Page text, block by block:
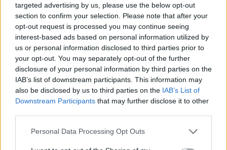
targeted advertising by us, please use the below opt-out
section to confirm your selection. Please note that after your
opt-out request is processed you may continue seeing
interest-based ads based on personal information utilized by
us or personal information disclosed to third parties prior to
your opt-out. You may separately opt-out of the further
disclosure of your personal information by third parties on the
IAB’s list of downstream participants. This information may
also be disclosed by us to third parties on the IAB’s List of
Downstream Participants that may further disclose it to other
Personal Data Processing Opt Outs
ir kartais galvoju - jie yra mirę žmonės! Suprantate, jie
kitokioje, paralelinėje realybėje. Nežinau, kas čia su
mumis atsitiko, bet labai pajutau, kad per šitą
„paksogeitą" mes kažką prarandame.
Kai ėjome į Baltijos kelią, į mitingus, stovėjome prie
mūsų parlamento ir tą patį Landsbergį dar gerbėme,
juk buvo laikas, kai ta laisvė mus tikrai „vežė". Na, buvo
sunkus periodas per blokadą, bet išgyvenome,
valstybę kūrėme, laukėme įstojimo į Europos Sąjungą.